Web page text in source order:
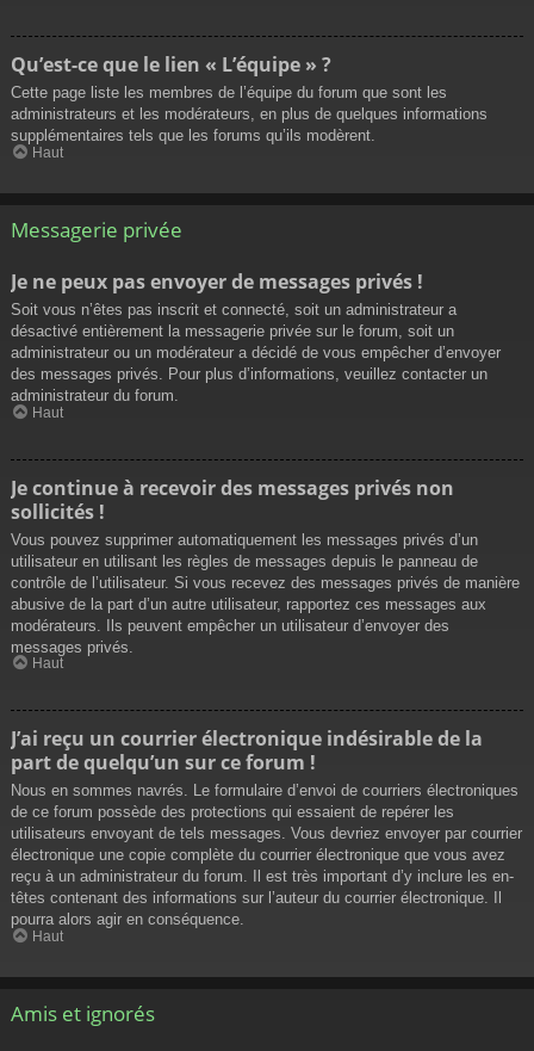
Qu’est-ce que le lien « L’équipe » ?
Cette page liste les membres de l’équipe du forum que sont les
administrateurs et les modérateurs, en plus de quelques informations
supplémentaires tels que les forums qu’ils modèrent.
Haut
Messagerie privée
Je ne peux pas envoyer de messages privés !
Soit vous n’êtes pas inscrit et connecté, soit un administrateur a
désactivé entièrement la messagerie privée sur le forum, soit un
administrateur ou un modérateur a décidé de vous empêcher d’envoyer
des messages privés. Pour plus d’informations, veuillez contacter un
administrateur du forum.
Haut
Je continue à recevoir des messages privés non
sollicités !
Vous pouvez supprimer automatiquement les messages privés d’un
utilisateur en utilisant les règles de messages depuis le panneau de
contrôle de l’utilisateur. Si vous recevez des messages privés de manière
abusive de la part d’un autre utilisateur, rapportez ces messages aux
modérateurs. Ils peuvent empêcher un utilisateur d’envoyer des
messages privés.
Haut
J’ai reçu un courrier électronique indésirable de la
part de quelqu’un sur ce forum !
Nous en sommes navrés. Le formulaire d’envoi de courriers électroniques
de ce forum possède des protections qui essaient de repérer les
utilisateurs envoyant de tels messages. Vous devriez envoyer par courrier
électronique une copie complète du courrier électronique que vous avez
reçu à un administrateur du forum. Il est très important d’y inclure les en-
têtes contenant des informations sur l’auteur du courrier électronique. Il
pourra alors agir en conséquence.
Haut
Amis et ignorés